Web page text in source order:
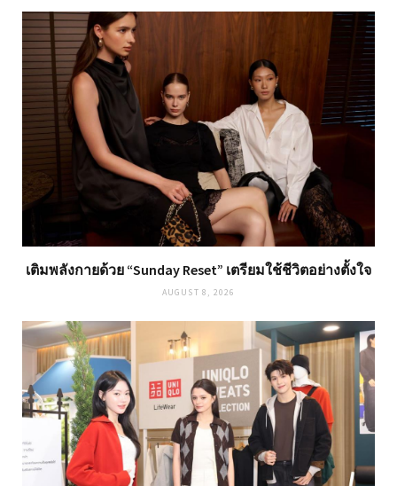
เติมพลังกายด้วย “Sunday Reset” เตรียมใช้ชีวิตอย่างตั้งใจ
AUGUST 8, 2026